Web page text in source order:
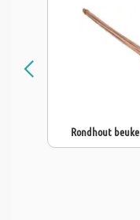
Rondhout